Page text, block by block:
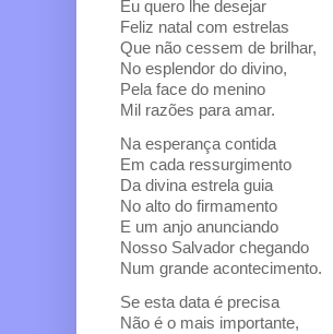
Eu quero lhe desejar
Feliz natal com estrelas
Que não cessem de brilhar,
No esplendor do divino,
Pela face do menino
Mil razões para amar.
Na esperança contida
Em cada ressurgimento
Da divina estrela guia
No alto do firmamento
E um anjo anunciando
Nosso Salvador chegando
Num grande acontecimento.
Se esta data é precisa
Não é o mais importante,